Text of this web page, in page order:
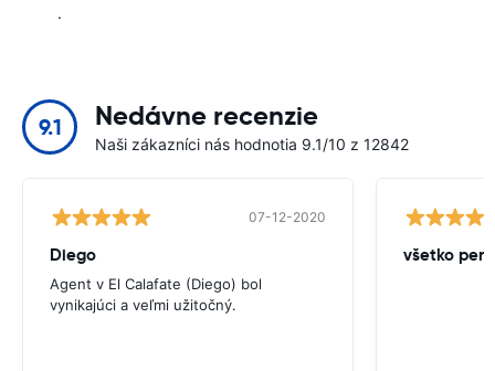
.
9.1 Nedávne recenzie
Naši zákazníci nás hodnotia 9.1/10 z 12842
07-12-2020
Diego
Agent v El Calafate (Diego) bol
vynikajúci a veľmi užitočný.
všetko